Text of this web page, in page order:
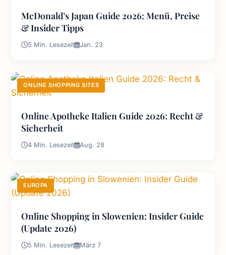
McDonald’s Japan Guide 2026: Menü, Preise
& Insider Tipps
5 Min. Lesezeit Jan. 23
ONLINE SHOPPING SITES
Online Apotheke Italien Guide 2026: Recht &
Sicherheit
4 Min. Lesezeit Aug. 28
EUROPA
Online Shopping in Slowenien: Insider Guide
(Update 2026)
5 Min. Lesezeit März 7